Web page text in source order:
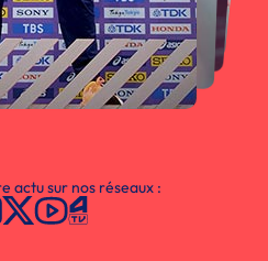
actu sur nos réseaux :